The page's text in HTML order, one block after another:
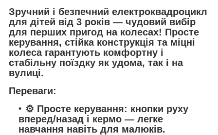
Зручний і безпечний електроквадроцикл
для дітей від 3 років — чудовий вибір
для перших пригод на колесах! Просте
керування, стійка конструкція та міцні
колеса гарантують комфортну і
стабільну поїздку як удома, так і на
вулиці.
Переваги:
⚙️ Просте керування: кнопки руху
вперед/назад і кермо — легке
навчання навіть для малюків.